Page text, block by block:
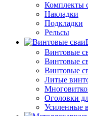
Комплекты
Накладки
Подкладки
Рельсы
Винтовые
Винтовые
Винтовые
Литые
Оголовки
Усиленные